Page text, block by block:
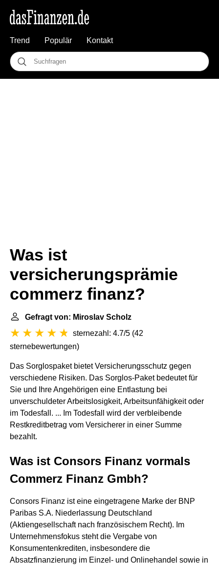
Trend Populär Kontakt
Was ist
versicherungsprämie
commerz finanz?
Gefragt von: Miroslav Scholz
sternezahl: 4.7/5 (42
sternebewertungen)
Das Sorglospaket bietet Versicherungsschutz gegen
verschiedene Risiken. Das Sorglos-Paket bedeutet für
Sie und Ihre Angehörigen eine Entlastung bei
unverschuldeter Arbeitslosigkeit, Arbeitsunfähigkeit oder
im Todesfall. ... Im Todesfall wird der verbleibende
Restkreditbetrag vom Versicherer in einer Summe
bezahlt.
Was ist Consors Finanz vormals
Commerz Finanz Gmbh?
Consors Finanz ist eine eingetragene Marke der BNP
Paribas S.A. Niederlassung Deutschland
(Aktiengesellschaft nach französischem Recht). Im
Unternehmensfokus steht die Vergabe von
Konsumentenkrediten, insbesondere die
Absatzfinanzierung im Einzel- und Onlinehandel sowie in